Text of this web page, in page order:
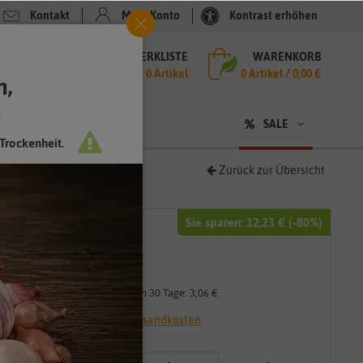
Kontakt Mein Konto Kontrast erhöhen
MERKLISTE
0 Artikel
WARENKORB
0Artikel /0,00 €
SALE
Zurück zur Übersicht
Sie sparen: 12,23 € (-80%)
3,06 €
Niedrigster Preis der letzten 30 Tage: 3,06 €
* inkl. 7% MwSt. zzgl. Versandkosten